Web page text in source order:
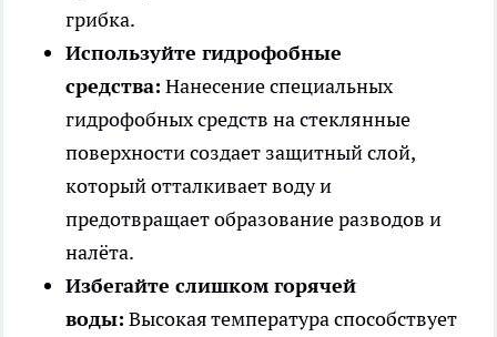
грибка.
Используйте гидрофобные
средства: Нанесение специальных
гидрофобных средств на стеклянные
поверхности создает защитный слой,
который отталкивает воду и
предотвращает образование разводов и
налёта.
Избегайте слишком горячей
воды: Высокая температура способствует